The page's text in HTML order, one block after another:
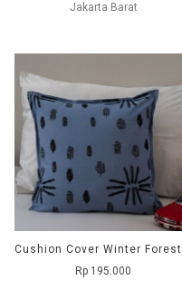
Jakarta Barat
Rp 195.000